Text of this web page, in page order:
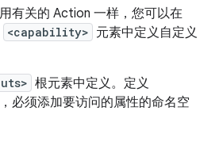
有关的 Action 一样，您可以在
<capability> 元素中定义自定义
根元素中定义。定义
必须添加要访问的属性的命名空